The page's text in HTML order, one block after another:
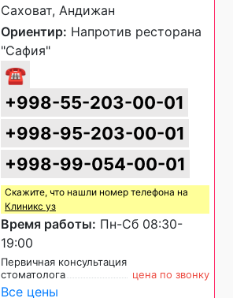
Саховат, Андижан
Ориентир: Напротив ресторана
"Сафия"
☎
+998-55-203-00-01
+998-95-203-00-01
+998-99-054-00-01
Скажите, что нашли номер телефона на
Клиникс уз
Время работы: Пн-Сб 08:30-
19:00
Первичная консультация
стоматолога
цена по звонку
Все цены